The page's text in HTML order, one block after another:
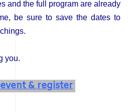
and the full program are already
be sure to save the dates to
you.
& register